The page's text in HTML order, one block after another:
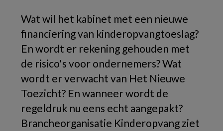
Wat wil het kabinet met een nieuwe
financiering van kinderopvangtoeslag?
En wordt er rekening gehouden met
de risico's voor ondernemers? Wat
wordt er verwacht van Het Nieuwe
Toezicht? En wanneer wordt de
regeldruk nu eens echt aangepakt?
Brancheorganisatie Kinderopvang ziet